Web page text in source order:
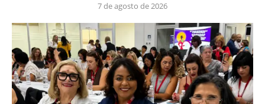
7 de agosto de 2026